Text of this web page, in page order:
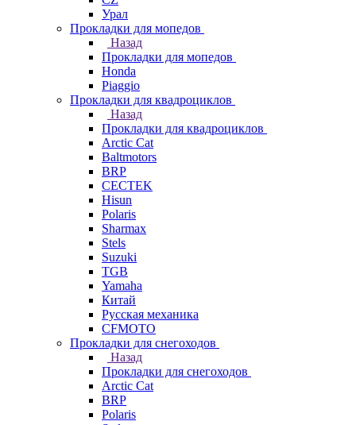
Урал
Прокладки для мопедов
Назад
Прокладки для мопедов
Honda
Piaggio
Прокладки для квадроциклов
Назад
Прокладки для квадроциклов
Arctic Cat
Baltmotors
BRP
CECTEK
Hisun
Polaris
Sharmax
Stels
Suzuki
TGB
Yamaha
Китай
Русская механика
СFMOTO
Прокладки для снегоходов
Назад
Прокладки для снегоходов
Arctic Cat
BRP
Polaris